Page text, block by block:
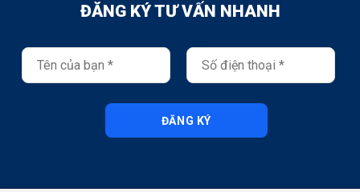
ĐĂNG KÝ TƯ VẤN NHANH
ĐĂNG KÝ